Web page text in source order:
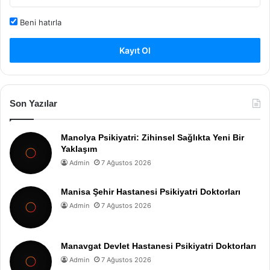
Beni hatırla
Kayıt Ol
Son Yazılar
Manolya Psikiyatri: Zihinsel Sağlıkta Yeni Bir
Yaklaşım
Admin 7 Ağustos 2026
Manisa Şehir Hastanesi Psikiyatri Doktorları
Admin 7 Ağustos 2026
Manavgat Devlet Hastanesi Psikiyatri Doktorları
Admin 7 Ağustos 2026